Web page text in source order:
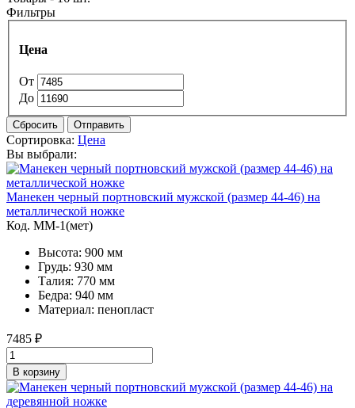
Фильтры
Цена
От
До
Сбросить Отправить
Сортировка: Цена
Вы выбрали:
Манекен черный портновский мужской (размер 44-46) на
металлической ножке
Код. MM-1(мет)
Высота: 900 мм
Грудь: 930 мм
Талия: 770 мм
Бедра: 940 мм
Материал: пенопласт
7485 ₽
В корзину